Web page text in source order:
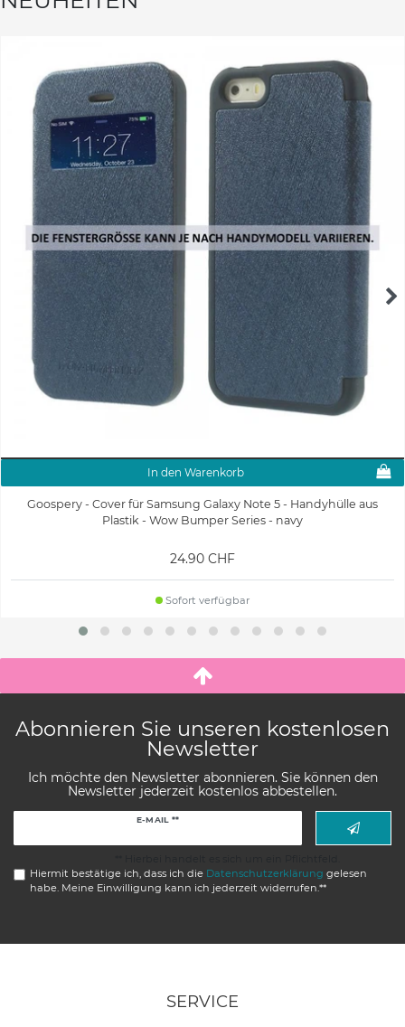
In den Warenkorb
Goospery - Cover für Samsung Galaxy Note 5 - Handyhülle aus
Plastik - Wow Bumper Series - navy
24.90 CHF
Sofort verfügbar
Abonnieren Sie unseren kostenlosen
Newsletter
Ich möchte den Newsletter abonnieren. Sie können den
Newsletter jederzeit kostenlos abbestellen.
E-MAIL **
Hiermit bestätige ich, dass ich die Daten­schutz­erklärung gelesen
habe. Meine Einwilligung kann ich jederzeit widerrufen.**
SERVICE